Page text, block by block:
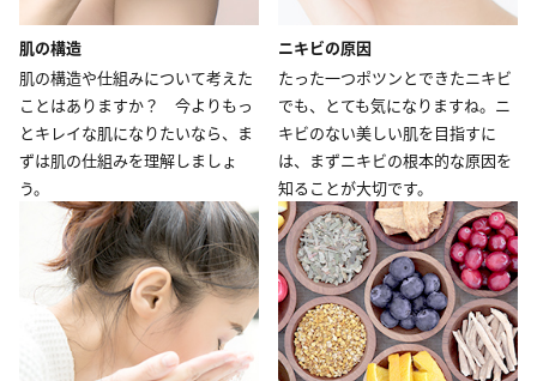
肌の構造
肌の構造や仕組みについて考えた
ことはありますか？ 今よりもっ
とキレイな肌になりたいなら、ま
ずは肌の仕組みを理解しましょ
う。
ニキビの原因
たった一つポツンとできたニキビ
でも、とても気になりますね。ニ
キビのない美しい肌を目指すに
は、まずニキビの根本的な原因を
知ることが大切です。